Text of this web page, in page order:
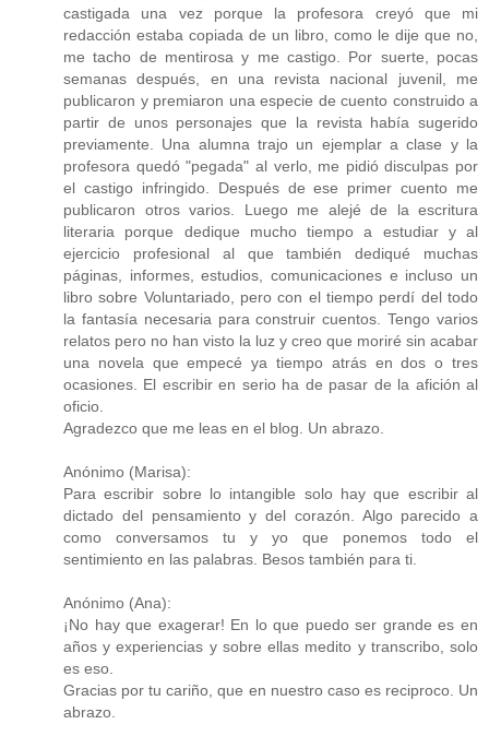
castigada una vez porque la profesora creyó que mi
redacción estaba copiada de un libro, como le dije que no,
me tacho de mentirosa y me castigo. Por suerte, pocas
semanas después, en una revista nacional juvenil, me
publicaron y premiaron una especie de cuento construido a
partir de unos personajes que la revista había sugerido
previamente. Una alumna trajo un ejemplar a clase y la
profesora quedó "pegada" al verlo, me pidió disculpas por
el castigo infringido. Después de ese primer cuento me
publicaron otros varios. Luego me alejé de la escritura
literaria porque dedique mucho tiempo a estudiar y al
ejercicio profesional al que también dediqué muchas
páginas, informes, estudios, comunicaciones e incluso un
libro sobre Voluntariado, pero con el tiempo perdí del todo
la fantasía necesaria para construir cuentos. Tengo varios
relatos pero no han visto la luz y creo que moriré sin acabar
una novela que empecé ya tiempo atrás en dos o tres
ocasiones. El escribir en serio ha de pasar de la afición al
oficio.
Agradezco que me leas en el blog. Un abrazo.
Anónimo (Marisa):
Para escribir sobre lo intangible solo hay que escribir al
dictado del pensamiento y del corazón. Algo parecido a
como conversamos tu y yo que ponemos todo el
sentimiento en las palabras. Besos también para ti.
Anónimo (Ana):
¡No hay que exagerar! En lo que puedo ser grande es en
años y experiencias y sobre ellas medito y transcribo, solo
es eso.
Gracias por tu cariño, que en nuestro caso es reciproco. Un
abrazo.